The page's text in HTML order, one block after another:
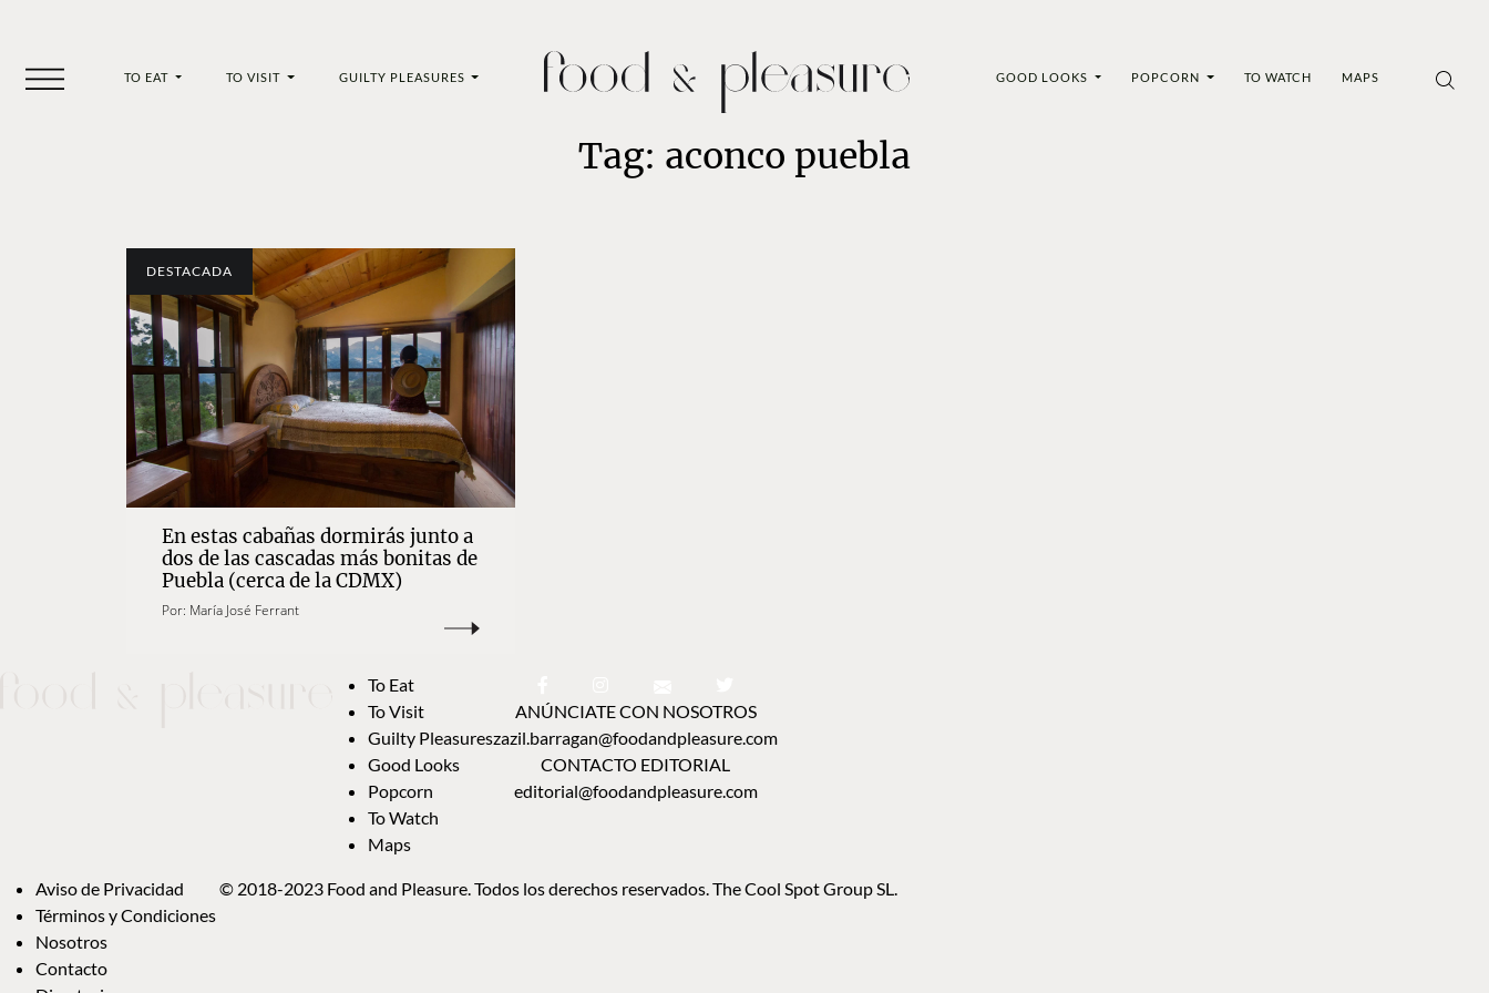
TO EAT TO VISIT GUILTY PLEASURES GOOD LOOKS POPCORN TO WATCH MAPS
Tag: aconco puebla
DESTACADA
En estas cabañas dormirás junto a
dos de las cascadas más bonitas de
Puebla (cerca de la CDMX)
Por: María José Ferrant
To Eat
To Visit
Guilty Pleasures
Good Looks
Popcorn
To Watch
Maps
ANÚNCIATE CON NOSOTROS
zazil.barragan@foodandpleasure.com
CONTACTO EDITORIAL
editorial@foodandpleasure.com
Aviso de Privacidad
Términos y Condiciones
Nosotros
Contacto
© 2018-2023 Food and Pleasure. Todos los derechos reservados. The Cool Spot Group SL.